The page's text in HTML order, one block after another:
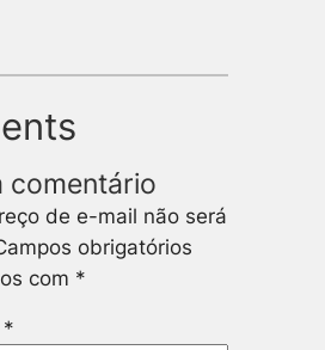
comentário
de e-mail não será
obrigatórios
com *
*